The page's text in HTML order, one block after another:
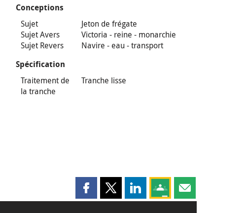
Conceptions
Sujet
Jeton de frégate
Sujet Avers
Victoria - reine - monarchie
Sujet Revers
Navire - eau - transport
Spécification
Traitement de
la tranche
Tranche lisse
Partager cette page sur Facebook
Partager cette page sur X
Partager cette page sur
Partagez cette page sur
Partager cette